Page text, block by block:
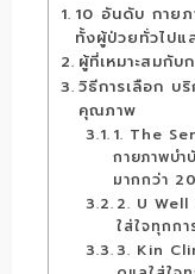
10 อันดับ กาย
ทั้งผู้ป่วยทั่วไปแ
ผู้ที่เหมาะสมกับ
วิธีการเลือก บ
คุณภาพ
1. The
กายภาพบ
มากกว่า
2. U Well
ใส่ใจทุกก
3. Kin